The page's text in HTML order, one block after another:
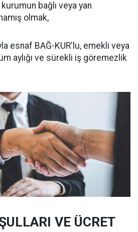
bağlı veya yan
olmak,
esnaf BAĞ-KUR'lu, emekli veya
aylığı ve sürekli iş göremezlik
VE ÜCRET